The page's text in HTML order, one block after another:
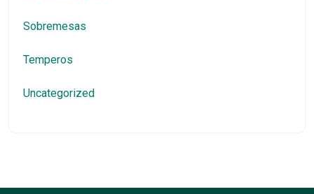
Sobremesas
Temperos
Uncategorized